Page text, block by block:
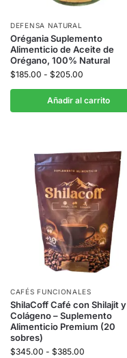
DEFENSA NATURAL
Orégania Suplemento
Alimenticio de Aceite de
Orégano, 100% Natural
$185.00 - $205.00
Añadir al carrito
CAFÉS FUNCIONALES
ShilaCoff Café con Shilajit y
Colágeno – Suplemento
Alimenticio Premium (20
sobres)
$345.00 - $385.00